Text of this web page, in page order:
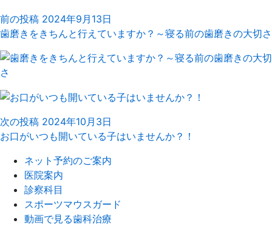
前の投稿 2024年9月13日
歯磨きをきちんと行えていますか？～寝る前の歯磨きの大切さ
次の投稿 2024年10月3日
お口がいつも開いている子はいませんか？！
ネット予約のご案内
医院案内
診察科目
スポーツマウスガード
動画で見る歯科治療